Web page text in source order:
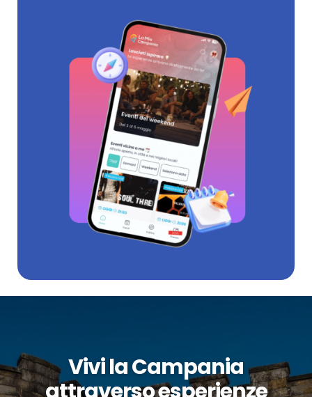
Vivi la Campania